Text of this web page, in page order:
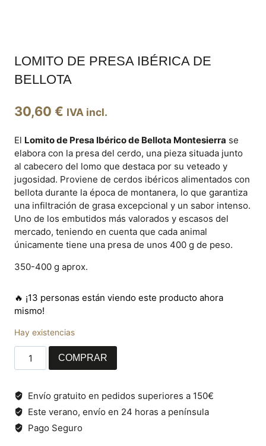
LOMITO DE PRESA IBÉRICA DE
BELLOTA
30,60 € IVA incl.
El Lomito de Presa Ibérico de Bellota Montesierra se
elabora con la presa del cerdo, una pieza situada junto
al cabecero del lomo que destaca por su veteado y
jugosidad. Proviene de cerdos ibéricos alimentados con
bellota durante la época de montanera, lo que garantiza
una infiltración de grasa excepcional y un sabor intenso.
Uno de los embutidos más valorados y escasos del
mercado, teniendo en cuenta que cada animal
únicamente tiene una presa de unos 400 g de peso.
350-400 g aprox.
🔥 ¡13 personas están viendo este producto ahora
mismo!
Hay existencias
ibérica
bellota
cantidad
COMPRAR
Envío gratuito en pedidos superiores a 150€
Este verano, envío en 24 horas a península
Pago Seguro